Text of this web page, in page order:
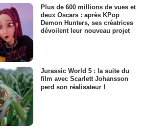
Plus de 600 millions de vues et
deux Oscars : après KPop
Demon Hunters, ses créatrices
dévoilent leur nouveau projet
Jurassic World 5 : la suite du
film avec Scarlett Johansson
perd son réalisateur !